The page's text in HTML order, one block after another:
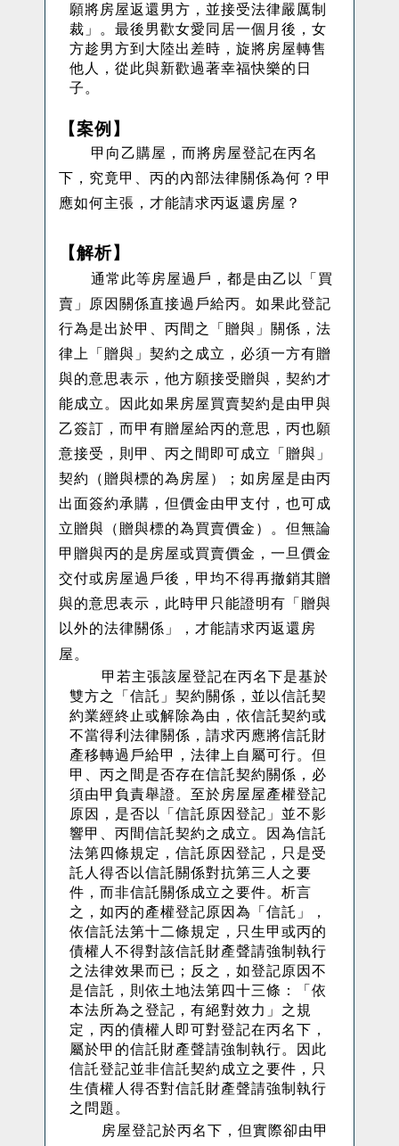
願將房屋返還男方，並接受法律嚴厲制
裁」。最後男歡女愛同居一個月後，女
方趁男方到大陸出差時，旋將房屋轉售
他人，從此與新歡過著幸福快樂的日
子。
【案例】
甲向乙購屋，而將房屋登記在丙名
下，究竟甲、丙的內部法律關係為何？甲
應如何主張，才能請求丙返還房屋？
【解析】
通常此等房屋過戶，都是由乙以「買
賣」原因關係直接過戶給丙。如果此登記
行為是出於甲、丙間之「贈與」關係，法
律上「贈與」契約之成立，必須一方有贈
與的意思表示，他方願接受贈與，契約才
能成立。因此如果房屋買賣契約是由甲與
乙簽訂，而甲有贈屋給丙的意思，丙也願
意接受，則甲、丙之間即可成立「贈與」
契約（贈與標的為房屋）；如房屋是由丙
出面簽約承購，但價金由甲支付，也可成
立贈與（贈與標的為買賣價金）。但無論
甲贈與丙的是房屋或買賣價金，一旦價金
交付或房屋過戶後，甲均不得再撤銷其贈
與的意思表示，此時甲只能證明有「贈與
以外的法律關係」，才能請求丙返還房
屋。
甲若主張該屋登記在丙名下是基於
雙方之「信託」契約關係，並以信託契
約業經終止或解除為由，依信託契約或
不當得利法律關係，請求丙應將信託財
產移轉過戶給甲，法律上自屬可行。但
甲、丙之間是否存在信託契約關係，必
須由甲負責舉證。至於房屋屋產權登記
原因，是否以「信託原因登記」並不影
響甲、丙間信託契約之成立。因為信託
法第四條規定，信託原因登記，只是受
託人得否以信託關係對抗第三人之要
件，而非信託關係成立之要件。析言
之，如丙的產權登記原因為「信託」，
依信託法第十二條規定，只生甲或丙的
債權人不得對該信託財產聲請強制執行
之法律效果而已；反之，如登記原因不
是信託，則依土地法第四十三條：「依
本法所為之登記，有絕對效力」之規
定，丙的債權人即可對登記在丙名下，
屬於甲的信託財產聲請強制執行。因此
信託登記並非信託契約成立之要件，只
生債權人得否對信託財產聲請強制執行
之問題。
房屋登記於丙名下，但實際卻由甲